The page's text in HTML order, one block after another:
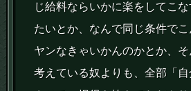
じ給料ならいかに楽をしてこ
たいとか、なんで同じ条件で
ヤンなきゃいかんのかとか、
考えている奴よりも、全部「